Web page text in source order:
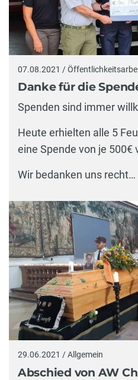
07.08.2021 /
Danke für die
Spenden sind immer
Heute erhielten alle 5
eine Spende von je 500€
Wir bedanken uns recht…
29.06.2021 / Allgemein
Abschied von AW